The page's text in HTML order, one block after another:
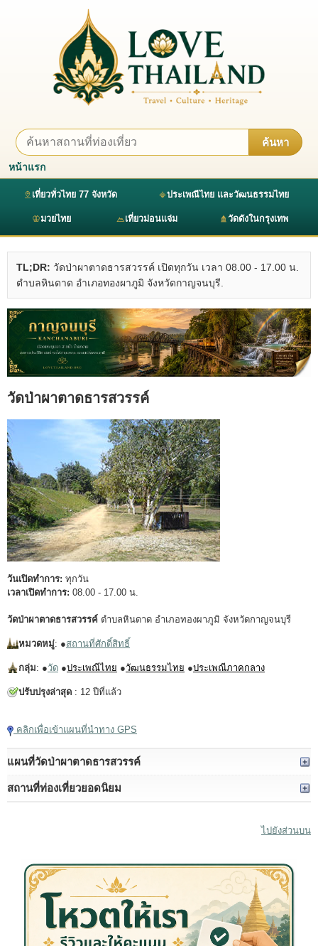
ค้นหา
หน้าแรก
เที่ยวทั่วไทย 77 จังหวัด ประเพณีไทย และวัฒนธรรมไทย
มวยไทย เที่ยวม่อนแจ่ม วัดดังในกรุงเทพ
TL;DR: วัดป่าผาตาดธารสวรรค์ เปิดทุกวัน เวลา 08.00 - 17.00 น.
ตำบลหินดาด อำเภอทองผาภูมิ จังหวัดกาญจนบุรี.
วัดป่าผาตาดธารสวรรค์
วันเปิดทำการ: ทุกวัน
เวลาเปิดทำการ: 08.00 - 17.00 น.
วัดป่าผาตาดธารสวรรค์ ตำบลหินดาด อำเภอทองผาภูมิ จังหวัดกาญจนบุรี
หมวดหมู่: ●สถานที่ศักดิ์สิทธิ์
กลุ่ม: ●วัด ●ประเพณีไทย ●วัฒนธรรมไทย ●ประเพณีภาคกลาง
ปรับปรุงล่าสุด : 12 ปีที่แล้ว
คลิกเพื่อเข้าแผนที่นำทาง GPS
แผนที่วัดป่าผาตาดธารสวรรค์
สถานที่ท่องเที่ยวยอดนิยม
ไปยังส่วนบน